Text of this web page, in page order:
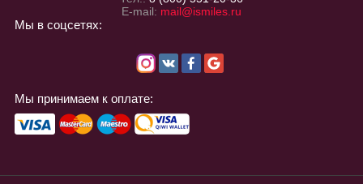
E-mail: mail@ismiles.ru
Мы в соцсетях:
Мы принимаем к оплате: